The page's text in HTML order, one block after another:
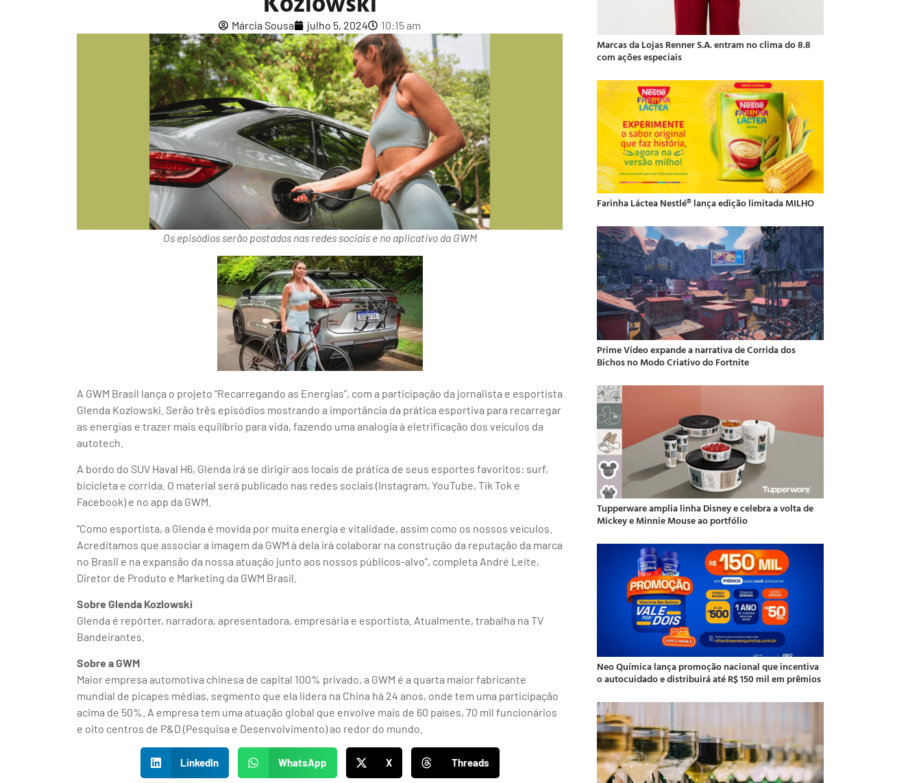
Márcia Sousa julho 5, 2024 10:15 am
Os episódios serão postados nas redes sociais e no aplicativo da GWM
A GWM Brasil lança o projeto “Recarregando as Energias”, com a participação da jornalista e esportista
Glenda Kozlowski. Serão três episódios mostrando a importância da prática esportiva para recarregar
as energias e trazer mais equilíbrio para vida, fazendo uma analogia à eletrificação dos veículos da
autotech.
A bordo do SUV Haval H6, Glenda irá se dirigir aos locais de prática de seus esportes favoritos: surf,
bicicleta e corrida. O material será publicado nas redes sociais (Instagram, YouTube, Tik Tok e
Facebook) e no app da GWM.
“Como esportista, a Glenda é movida por muita energia e vitalidade, assim como os nossos veículos.
Acreditamos que associar a imagem da GWM à dela irá colaborar na construção da reputação da marca
no Brasil e na expansão da nossa atuação junto aos nossos públicos-alvo”, completa André Leite,
Diretor de Produto e Marketing da GWM Brasil.
Sobre Glenda Kozlowski
Glenda é repórter, narradora, apresentadora, empresária e esportista. Atualmente, trabalha na TV
Bandeirantes.
Sobre a GWM
Maior empresa automotiva chinesa de capital 100% privado, a GWM é a quarta maior fabricante
mundial de picapes médias, segmento que ela lidera na China há 24 anos, onde tem uma participação
acima de 50%. A empresa tem uma atuação global que envolve mais de 60 países, 70 mil funcionários
e oito centros de P&D (Pesquisa e Desenvolvimento) ao redor do mundo.
LinkedIn WhatsApp X Threads
Marcas da Lojas Renner S.A. entram no clima do 8.8
com ações especiais
Farinha Láctea Nestlé® lança edição limitada MILHO
Prime Video expande a narrativa de Corrida dos
Bichos no Modo Criativo do Fortnite
Tupperware amplia linha Disney e celebra a volta de
Mickey e Minnie Mouse ao portfólio
Neo Química lança promoção nacional que incentiva
o autocuidado e distribuirá até R$ 150 mil em prêmios